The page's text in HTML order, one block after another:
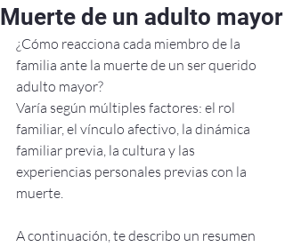
Muerte de un adulto mayor
¿Cómo reacciona cada miembro de la
familia ante la muerte de un ser querido
adulto mayor?
Varía según múltiples factores: el rol
familiar, el vínculo afectivo, la dinámica
familiar previa, la cultura y las
experiencias personales previas con la
muerte.
A continuación, te describo un resumen